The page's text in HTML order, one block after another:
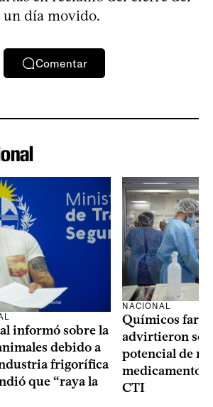
un día movido.
Comentar
informó sobre la
debido a
frigorífica
que “raya la
NACIONAL
Químicos
advirtieron
potencial de
medicamentos
CTI